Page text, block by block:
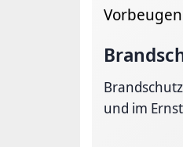
und im